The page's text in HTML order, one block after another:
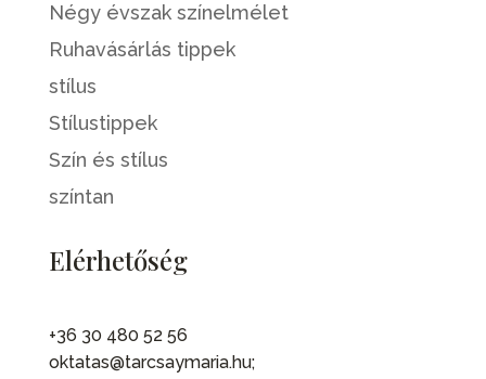
Négy évszak színelmélet
Ruhavásárlás tippek
stílus
Stílustippek
Szín és stílus
színtan
Elérhetőség
+36 30 480 52 56
oktatas@tarcsaymaria.hu;